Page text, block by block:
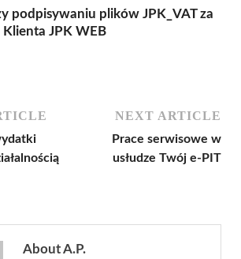
podpisywaniu plików JPK_VAT za
JPK WEB
NEXT ARTICLE
Prace serwisowe w
usłudze Twój e-PIT
About A.P.